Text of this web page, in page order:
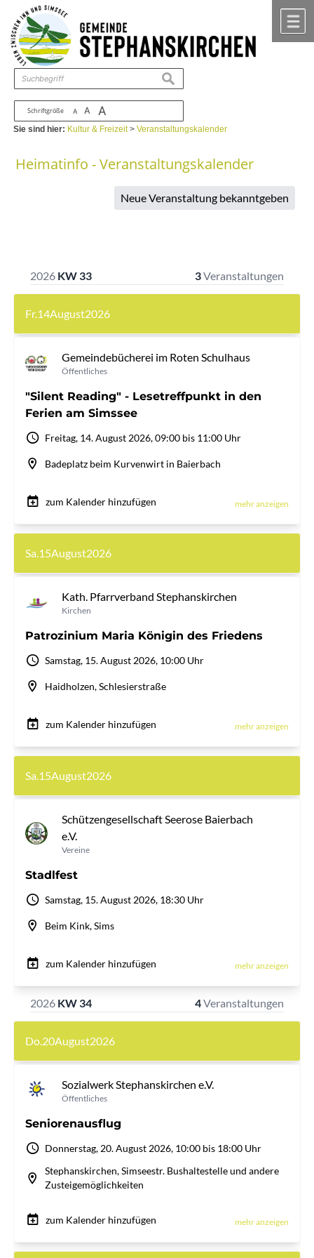
Zum Inhalt ,zur Navigation
Schriftgröße A A A
suchen
Sie sind hier: Kultur & Freizeit>Veranstaltungskalender
Heimatinfo - Veranstaltungskalender